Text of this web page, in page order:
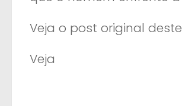
Veja o post original
Veja